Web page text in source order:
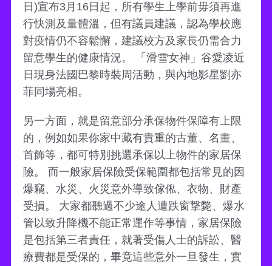
日)宣布3月16日起，所有學生上學前毋須再進
行快測及量體溫，但有議員建議，認為學校應
對疫情仍不容鬆懈，建議校方及家長仍需合力
留意學生的健康情況。 「滑雪女神」谷愛凌近
日現身法國巴黎時裝周活動，與內地影星劉亦
菲同場亮相。
另一方面，就是留意部分承保物件保障有上限
的，例如如果你家中藏有貴重的古董、名畫、
首飾等，都可特別挑選承保以上物件的家居保
險。 而一般家居保險受保範圍都包括常見的因
爆竊、水災、火災意外導致傢俬、衣物、財產
受損。 大家都聽過不少途人遭跌窗撃斃、爆水
管以致升降機不能正常運作等事情，家居保險
是包括第三者責任，就著受傷人士的訴訟、醫
療費都是受保的，畢竟這些意外一旦發生，實